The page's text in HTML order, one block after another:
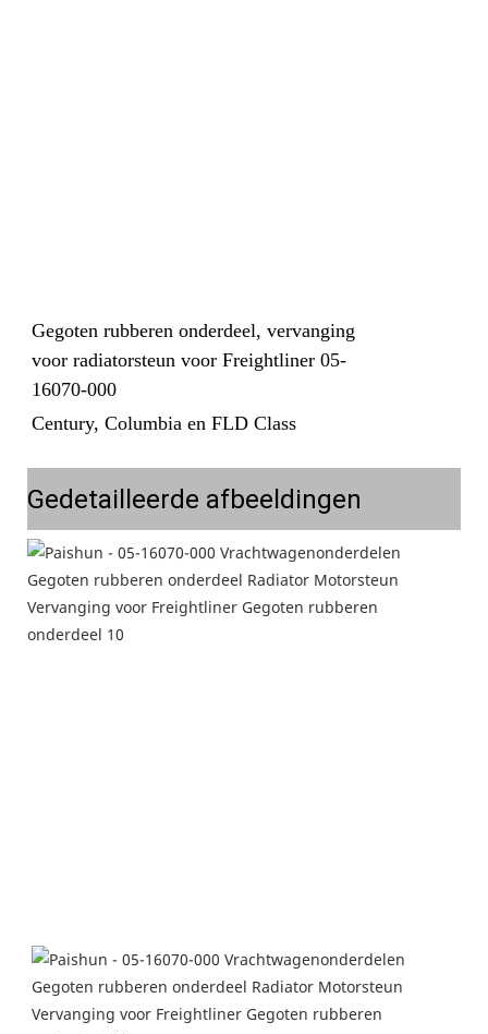
Gegoten rubberen onderdeel, vervanging
voor radiatorsteun voor Freightliner 05-
16070-000
Century, Columbia en FLD Class
Gedetailleerde afbeeldingen